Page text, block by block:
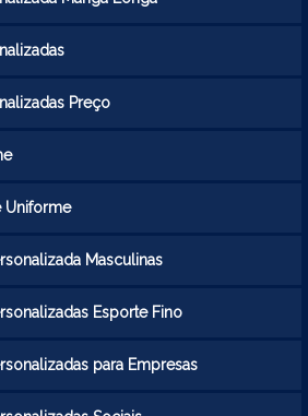
Preço
Uniforme
Masculinas
Esporte Fino
para Empresas